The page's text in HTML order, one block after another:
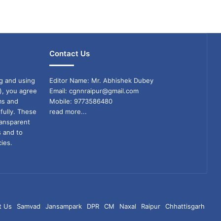
and using
you agree
and
These
and to
Contact Us
Editor Name: Mr. Abhishek Dubey
Email: cgnnraipur@gmail.com
Mobile: 9773586480
read more...
Us Samvad Jansampark DPR CM Naxal Raipur Chhattisgarh